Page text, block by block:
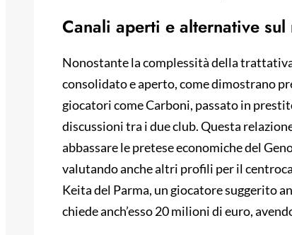
Canali aperti e alternative sul
Nonostante la complessità della
consolidato e aperto, come dimostrano
giocatori come Carboni, passato in
discussioni tra i due club. Questa
abbassare le pretese economiche del
valutando anche altri profili per il
Keita del Parma, un giocatore suggerito
chiede anch’esso 20 milioni di euro,